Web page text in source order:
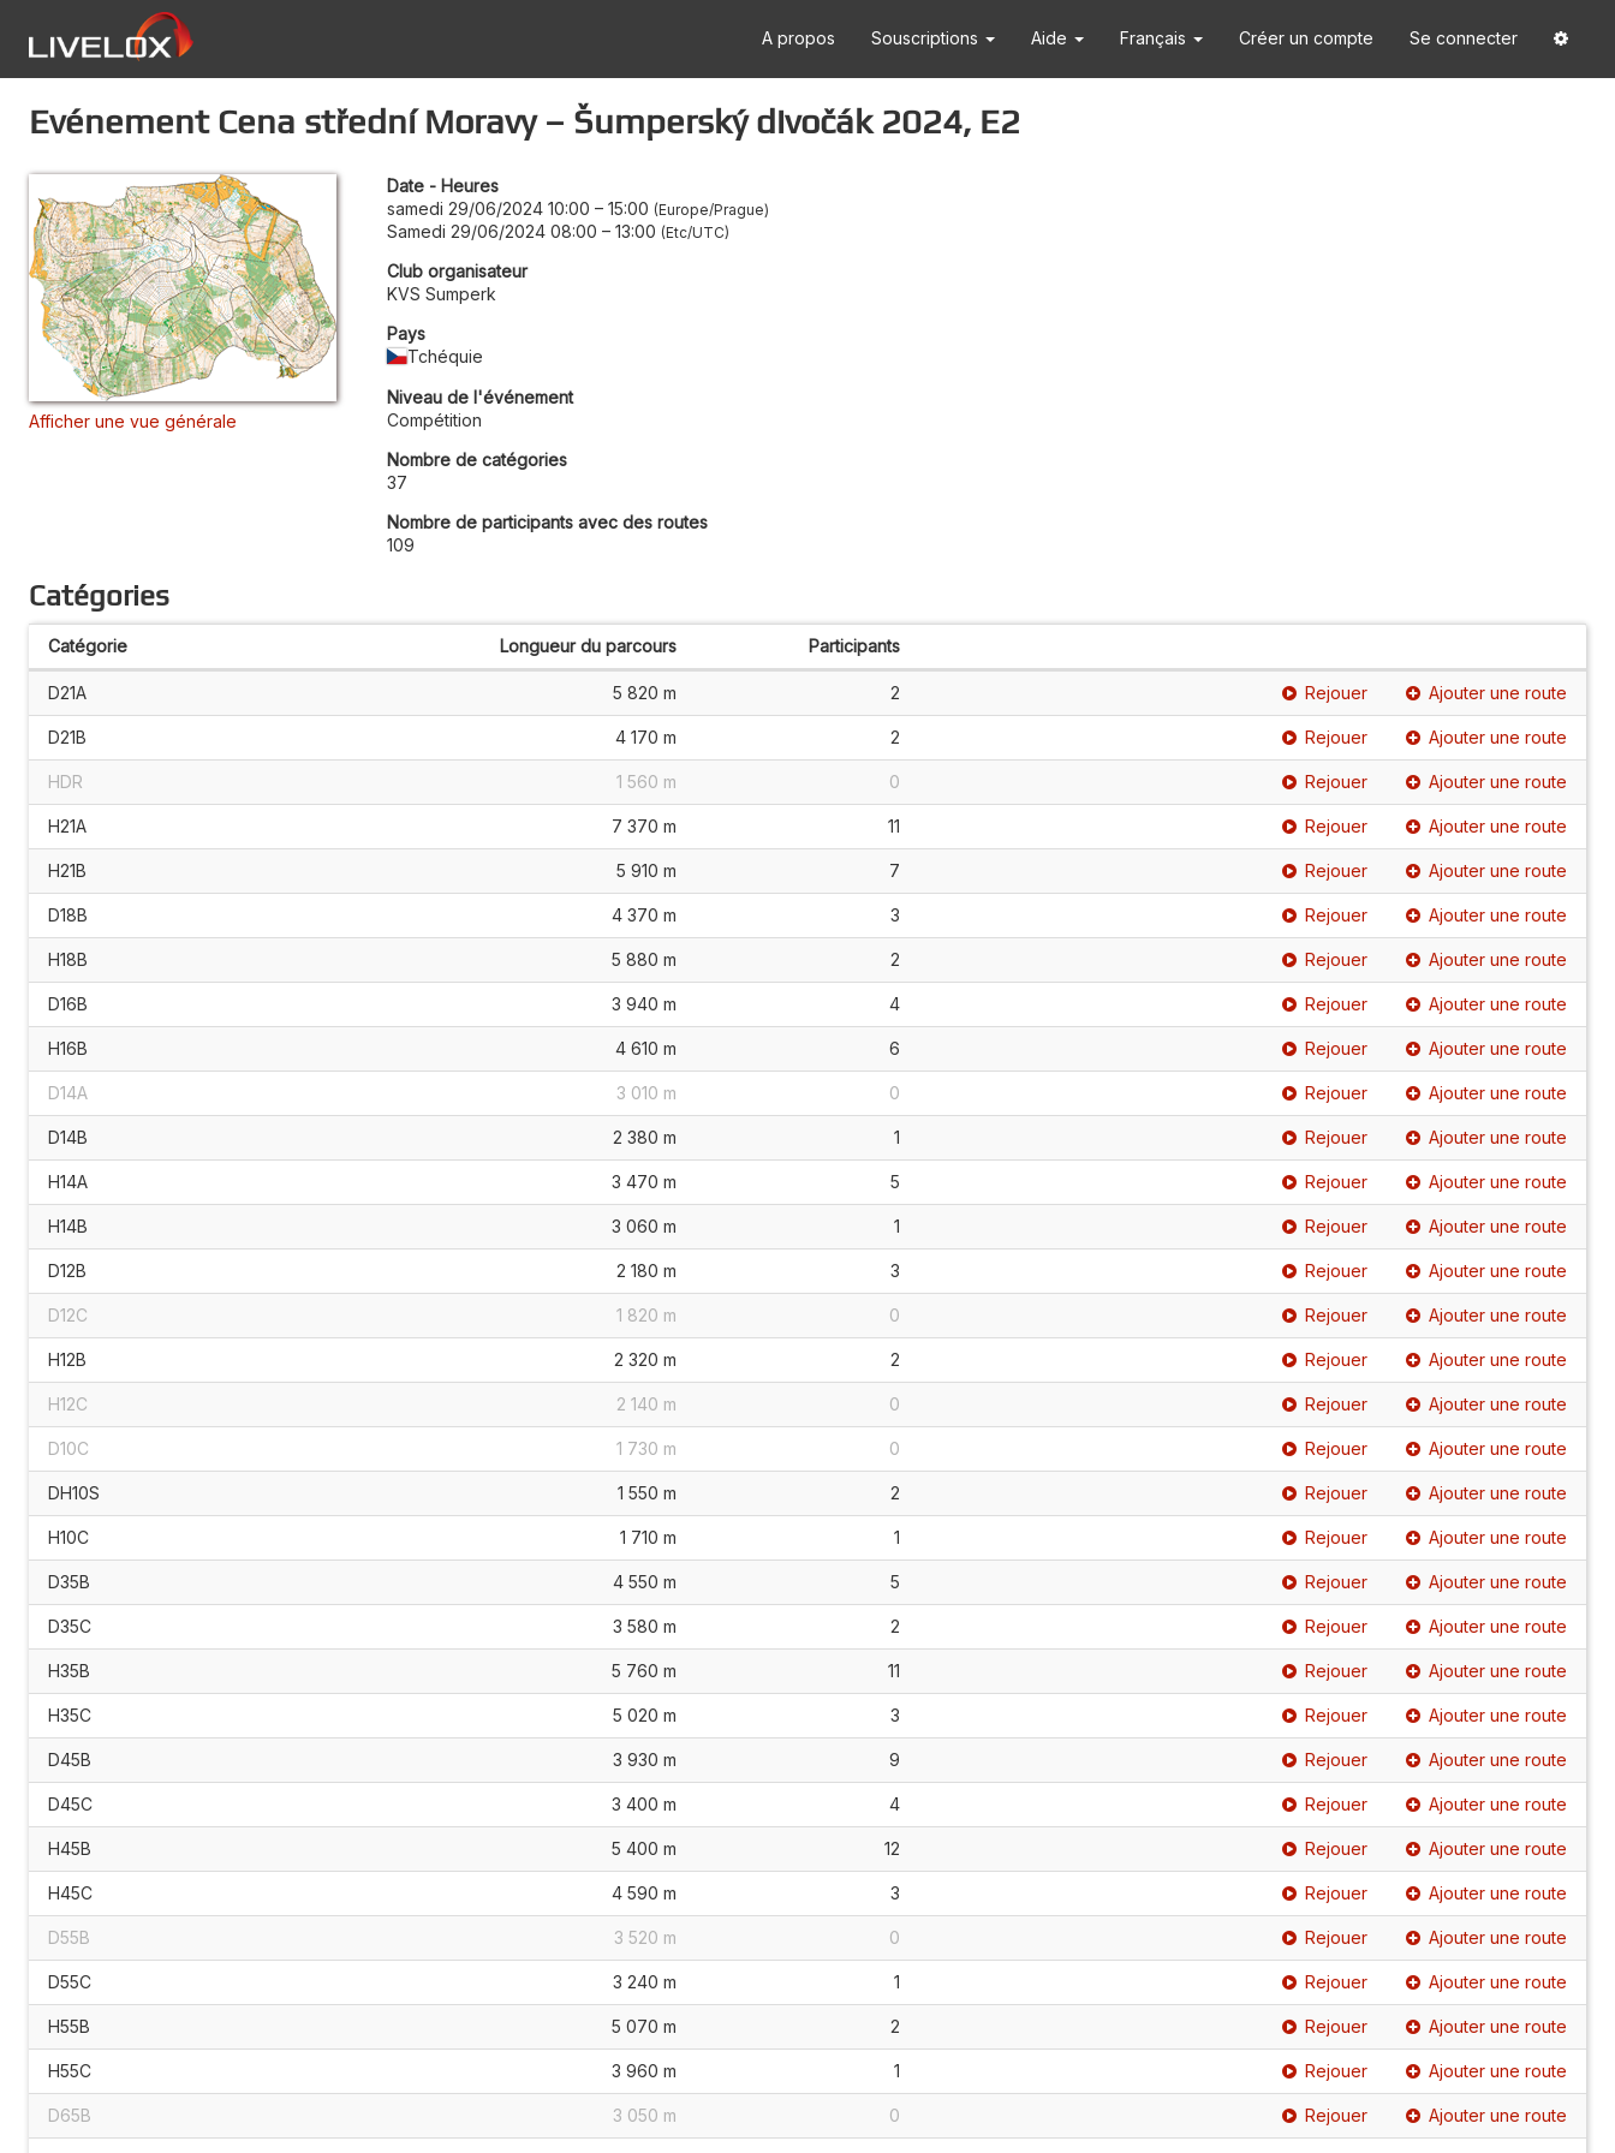
A propos Souscriptions Aide Français Créer un compte Se connecter
Evénement Cena střední Moravy – Šumperský divočák 2024, E2
Afficher une vue générale
Date - Heures
samedi 29/06/2024 10:00 – 15:00 Europe/Prague
Samedi 29/06/2024 08:00 – 13:00 Etc/UTC
Club organisateur
KVS Sumperk
Pays
Tchéquie
Niveau de l'événement
Compétition
Nombre de catégories
37
Nombre de participants avec des routes
109
Catégories
Catégorie Longueur du parcours Participants
D21A 5 820 m 2 Rejouer Ajouter une route
D21B 4 170 m 2 Rejouer Ajouter une route
HDR 1 560 m 0 Rejouer Ajouter une route
H21A 7 370 m 11 Rejouer Ajouter une route
H21B 5 910 m 7 Rejouer Ajouter une route
D18B 4 370 m 3 Rejouer Ajouter une route
H18B 5 880 m 2 Rejouer Ajouter une route
D16B 3 940 m 4 Rejouer Ajouter une route
H16B 4 610 m 6 Rejouer Ajouter une route
D14A 3 010 m 0 Rejouer Ajouter une route
D14B 2 380 m 1 Rejouer Ajouter une route
H14A 3 470 m 5 Rejouer Ajouter une route
H14B 3 060 m 1 Rejouer Ajouter une route
D12B 2 180 m 3 Rejouer Ajouter une route
D12C 1 820 m 0 Rejouer Ajouter une route
H12B 2 320 m 2 Rejouer Ajouter une route
H12C 2 140 m 0 Rejouer Ajouter une route
D10C 1 730 m 0 Rejouer Ajouter une route
DH10S 1 550 m 2 Rejouer Ajouter une route
H10C 1 710 m 1 Rejouer Ajouter une route
D35B 4 550 m 5 Rejouer Ajouter une route
D35C 3 580 m 2 Rejouer Ajouter une route
H35B 5 760 m 11 Rejouer Ajouter une route
H35C 5 020 m 3 Rejouer Ajouter une route
D45B 3 930 m 9 Rejouer Ajouter une route
D45C 3 400 m 4 Rejouer Ajouter une route
H45B 5 400 m 12 Rejouer Ajouter une route
H45C 4 590 m 3 Rejouer Ajouter une route
D55B 3 520 m 0 Rejouer Ajouter une route
D55C 3 240 m 1 Rejouer Ajouter une route
H55B 5 070 m 2 Rejouer Ajouter une route
H55C 3 960 m 1 Rejouer Ajouter une route
D65B 3 050 m 0 Rejouer Ajouter une route